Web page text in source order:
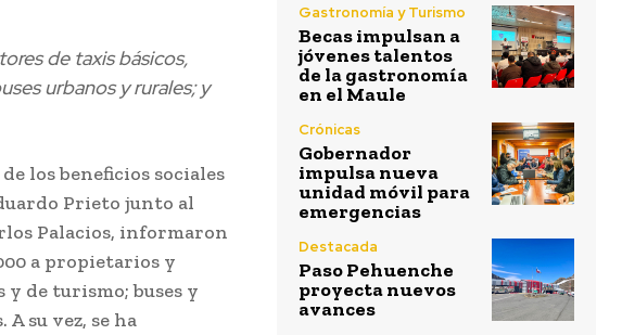
de taxis básicos,
urbanos y rurales; y
los beneficios sociales
Prieto junto al
Palacios, informaron
a propietarios y
de turismo; buses y
su vez, se ha
Gastronomía y Turismo
Becas impulsan a
jóvenes talentos
de la gastronomía
en el Maule
Crónicas
Gobernador
impulsa nueva
unidad móvil para
emergencias
Destacada
Paso Pehuenche
proyecta nuevos
avances